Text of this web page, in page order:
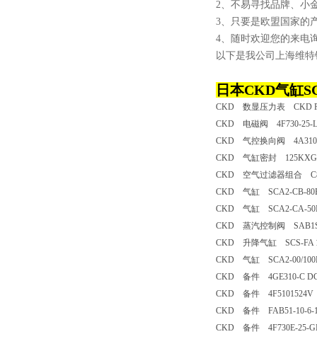
2、不易寻找品牌、小
3、只要是欧盟国家的
4、随时欢迎您的来电
以下是我公司上海维特
日本CKD气缸
CKD 数显压力表 CKD
CKD 电磁阀 4F730-25-
CKD 气控换向阀
CKD 气缸密封 125KXG
CKD 空气过滤器组合
CKD 气缸 SCA2-CB-
CKD 气缸 SCA2-CA-
CKD 蒸汽控制阀
CKD 升降气缸 SCS-FA
CKD 气缸 SCA2-00/
CKD 备件 4GE310-C
CKD 备件 4F5101524V
CKD 备件 FAB51-10-6-
CKD 备件 4F730E-25-